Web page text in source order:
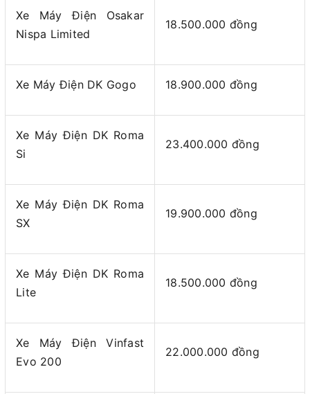
Xe Máy Điện Osakar
Nispa Limited
18.500.000 đồng
Xe Máy Điện DK Gogo 18.900.000 đồng
Xe Máy Điện DK Roma
Si
23.400.000 đồng
Xe Máy Điện DK Roma
SX
19.900.000 đồng
Xe Máy Điện DK Roma
Lite
18.500.000 đồng
Xe Máy Điện Vinfast
Evo 200
22.000.000 đồng